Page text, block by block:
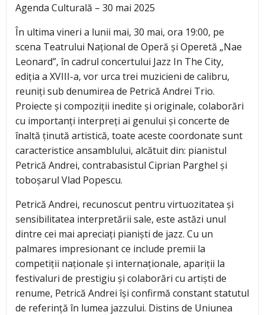
Agenda Culturală – 30 mai 2025
În ultima vineri a lunii mai, 30 mai, ora 19:00, pe
scena Teatrului Național de Operă și Operetă „Nae
Leonard”, în cadrul concertului Jazz In The City,
ediția a XVIII-a, vor urca trei muzicieni de calibru,
reuniți sub denumirea de Petrică Andrei Trio.
Proiecte și compoziții inedite și originale, colaborări
cu importanți interpreți ai genului și concerte de
înaltă ținută artistică, toate aceste coordonate sunt
caracteristice ansamblului, alcătuit din: pianistul
Petrică Andrei, contrabasistul Ciprian Parghel și
toboșarul Vlad Popescu.
Petrică Andrei, recunoscut pentru virtuozitatea și
sensibilitatea interpretării sale, este astăzi unul
dintre cei mai apreciați pianiști de jazz. Cu un
palmares impresionant ce include premii la
competiții naționale și internaționale, apariții la
festivaluri de prestigiu și colaborări cu artiști de
renume, Petrică Andrei își confirmă constant statutul
de referință în lumea jazzului. Distins de Uniunea